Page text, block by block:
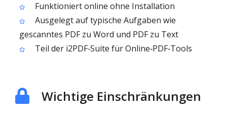
Funktioniert online ohne Installation
Ausgelegt auf typische Aufgaben wie
gescanntes PDF zu Word und PDF zu Text
Teil der i2PDF‑Suite für Online‑PDF‑Tools
Wichtige Einschränkungen